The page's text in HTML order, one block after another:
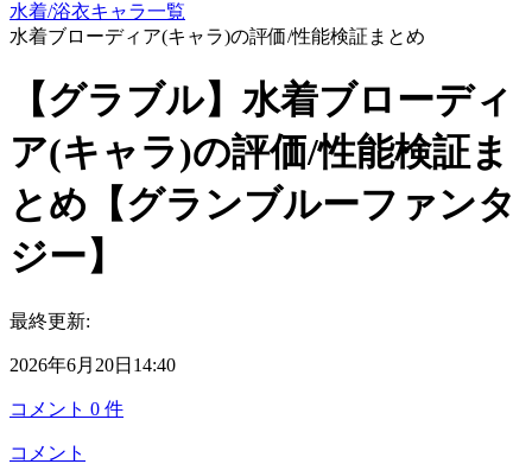
水着/浴衣キャラ一覧
水着ブローディア(キャラ)の評価/性能検証まとめ
【グラブル】水着ブローディ
ア(キャラ)の評価/性能検証ま
とめ【グランブルーファンタ
ジー】
最終更新:
2026年6月20日14:40
コメント 0 件
コメント